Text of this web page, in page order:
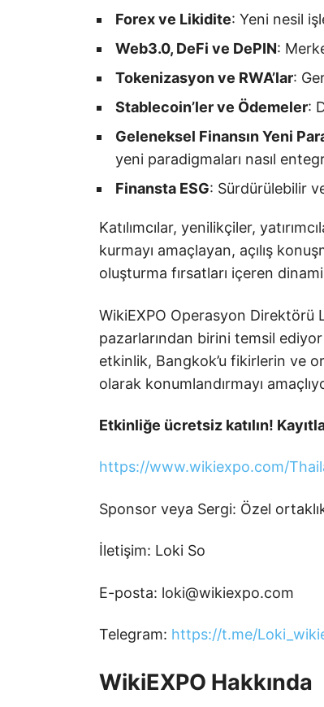
Forex ve Likidite: Yeni nesil
Web3.0, DeFi ve DePIN:
Tokenizasyon ve RWA’lar:
Stablecoin’ler ve Ödemeler:
Geleneksel Finansın Yeni
yeni paradigmaları nasıl
Finansta ESG: Sürdürülebilir
Katılımcılar, yenilikçiler,
kurmayı amaçlayan, açılış
oluşturma fırsatları içeren
WikiEXPO Operasyon Direktörü
pazarlarından birini temsil
etkinlik, Bangkok’u fikirlerin ve
olarak konumlandırmayı
Etkinliğe ücretsiz katılın!
https://www.wikiexpo.com/
Sponsor veya Sergi: Özel
İletişim: Loki So
E-posta: loki@wikiexpo.com
Telegram: https://t.me/
WikiEXPO Hakkında